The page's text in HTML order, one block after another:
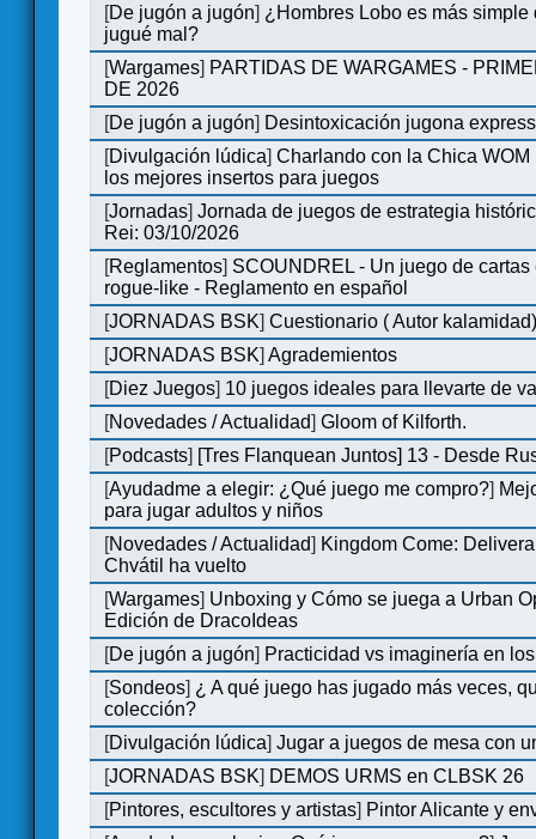
[De jugón a jugón] ¿Hombres Lobo es más simple
jugué mal?
[Wargames] PARTIDAS DE WARGAMES -
DE 2026
[De jugón a jugón] Desintoxicación jugona express
[Divulgación lúdica]Charlando con la Chica WOM
los mejores insertos para juegos
[Jornadas]Jornada de juegos de estrategia
Rei: 03/10/2026
[Reglamentos] SCOUNDREL - Un juego de cartas
rogue-like - Reglamento en español
[JORNADAS BSK]Cuestionario ( Autor
[JORNADAS BSK]Agrademientos
[Diez Juegos] 10 juegos ideales para llevarte de
[Novedades / Actualidad]Gloom of Kilforth.
[Podcasts] [Tres Flanquean Juntos] 13 - Desde
[Ayudadme a elegir: ¿Qué juego me compro?]
para jugar adultos y niños
[Novedades / Actualidad] Kingdom Come:
Chvátil ha vuelto
[Wargames] Unboxing y Cómo se juega a Urban
Edición de DracoIdeas
[De jugón a jugón] Practicidad vs imaginería en
[Sondeos] ¿ A qué juego has jugado más veces,
colección?
[Divulgación lúdica]Jugar a juegos de mesa con
[JORNADAS BSK] DEMOS URMS en CLBSK 26
[Pintores, escultores y artistas] Pintor Alicante y